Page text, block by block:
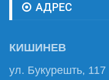
АДРЕС
КИШИНЕВ
ул. Букурешть, 117